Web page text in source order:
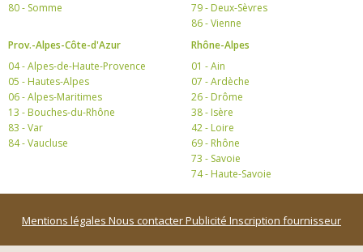
80 - Somme
79 - Deux-Sèvres
86 - Vienne
Prov.-Alpes-Côte-d'Azur
04 - Alpes-de-Haute-Provence
05 - Hautes-Alpes
06 - Alpes-Maritimes
13 - Bouches-du-Rhône
83 - Var
84 - Vaucluse
Rhône-Alpes
01 - Ain
07 - Ardèche
26 - Drôme
38 - Isère
42 - Loire
69 - Rhône
73 - Savoie
74 - Haute-Savoie
Mentions légales Nous contacterPublicité Inscription fournisseur